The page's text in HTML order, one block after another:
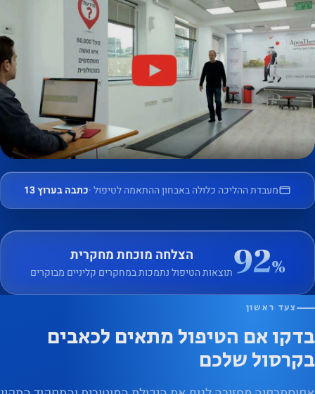
אבחון אישי ומדויק במעבדת
ההליכהמעבדת ההליכה כלולה באבחון ההתאמה לטיפול ·כתבה בערוץ 13
92% הצלחה מוכחת מחקרית
תוצאות הטיפול נתמכות במחקרים קליניים מבוקרים
צעד ראשון
בדקו אם הטיפול מתאים לכאבים
בקרסול שלכם
נחוץ
עוגיות אלו
אינן
אופציונליות.
הם נחוצים
כדי שהאתר
יפעל.
סטטיסטיקה
הפונקציונליות
והמבנה של
האתר, על
השימוש